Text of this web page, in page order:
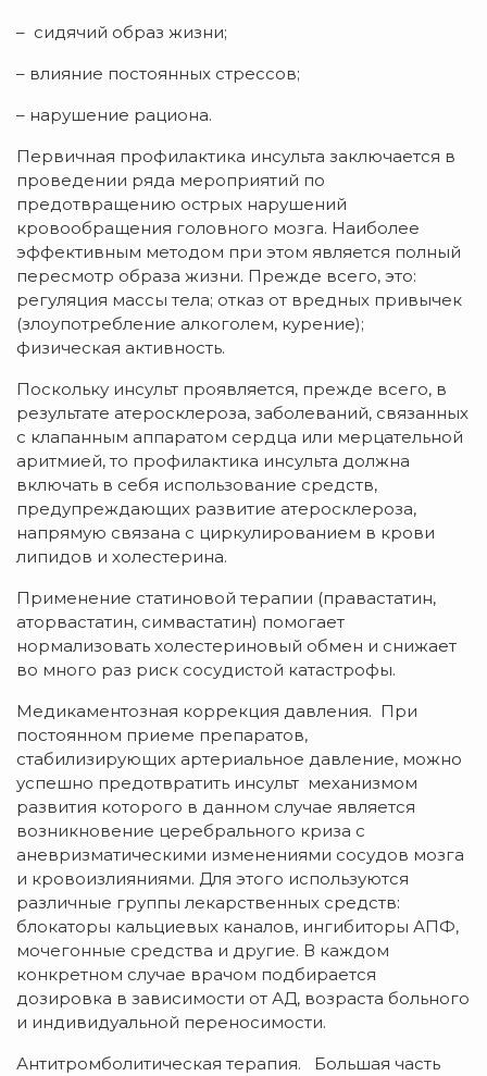
– сидячий образ жизни;
– влияние постоянных стрессов;
– нарушение рациона.
Первичная профилактика инсульта заключается в
проведении ряда мероприятий по
предотвращению острых нарушений
кровообращения головного мозга. Наиболее
эффективным методом при этом является полный
пересмотр образа жизни. Прежде всего, это:
регуляция массы тела; отказ от вредных привычек
(злоупотребление алкоголем, курение);
физическая активность.
Поскольку инсульт проявляется, прежде всего, в
результате атеросклероза, заболеваний, связанных
с клапанным аппаратом сердца или мерцательной
аритмией, то профилактика инсульта должна
включать в себя использование средств,
предупреждающих развитие атеросклероза,
напрямую связана с циркулированием в крови
липидов и холестерина.
Применение статиновой терапии (правастатин,
аторвастатин, симвастатин) помогает
нормализовать холестериновый обмен и снижает
во много раз риск сосудистой катастрофы.
Медикаментозная коррекция давления. При
постоянном приеме препаратов,
стабилизирующих артериальное давление, можно
успешно предотвратить инсульт механизмом
развития которого в данном случае является
возникновение церебрального криза с
аневризматическими изменениями сосудов мозга
и кровоизлияниями. Для этого используются
различные группы лекарственных средств:
блокаторы кальциевых каналов, ингибиторы АПФ,
мочегонные средства и другие. В каждом
конкретном случае врачом подбирается
дозировка в зависимости от АД, возраста больного
и индивидуальной переносимости.
Антитромболитическая терапия. Большая часть